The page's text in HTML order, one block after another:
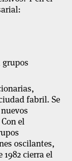
grupos
fabril. Se
el
oscilantes,
1982 cierra el